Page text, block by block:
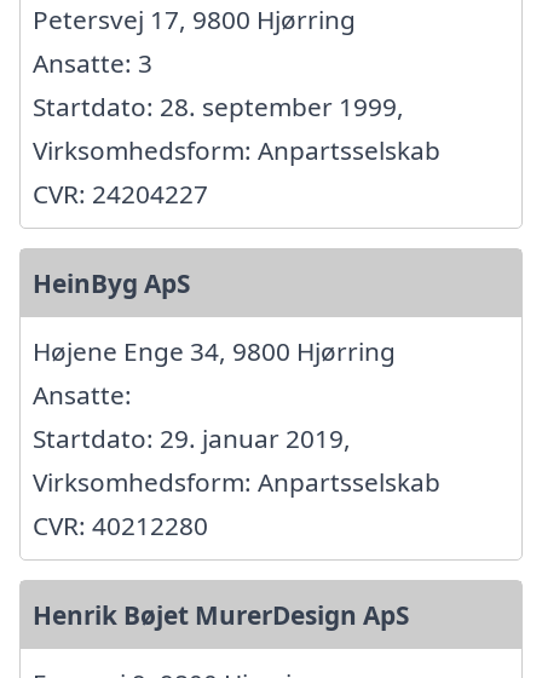
Petersvej 17, 9800 Hjørring
Ansatte: 3
Startdato: 28. september 1999,
Virksomhedsform: Anpartsselskab
CVR: 24204227
HeinByg ApS
Højene Enge 34, 9800 Hjørring
Ansatte:
Startdato: 29. januar 2019,
Virksomhedsform: Anpartsselskab
CVR: 40212280
Henrik Bøjet MurerDesign ApS